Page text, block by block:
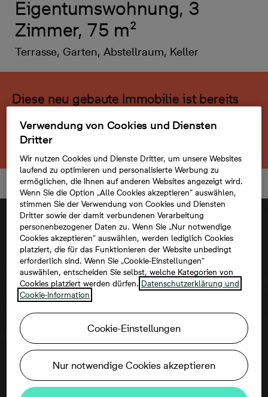
Eigentumswohnung, 3
Zimmer, 75 m²
Terrasse, Garten, Abstellraum, Keller
Diese neu gebaute Immobilie ist bereits
Zurück zum Projekt
Um diese Karte ansehen zu können,
aktivieren Sie bitte die Dienste Dritter in
den Cookie-Einstellungen.
Verwendung von Cookies und Diensten
Dritter
Wir nutzen Cookies und Dienste Dritter, um unsere Websites
laufend zu optimieren und personalisierte Werbung zu
ermöglichen, die Ihnen auf anderen Websites angezeigt wird.
Wenn Sie die Option „Alle Cookies akzeptieren“ auswählen,
stimmen Sie der Verwendung von Cookies und Diensten
Dritter sowie der damit verbundenen Verarbeitung
personenbezogener Daten zu. Wenn Sie „Nur notwendige
Cookies akzeptieren“ auswählen, werden lediglich Cookies
platziert, die für das Funktionieren der Website unbedingt
erforderlich sind. Wenn Sie „Cookie-Einstellungen“
auswählen, entscheiden Sie selbst, welche Kategorien von
Cookies platziert werden dürfen. Datenschutzerklärung und
Cookie-Information
Cookie-Einstellungen
Nur notwendige Cookies akzeptieren